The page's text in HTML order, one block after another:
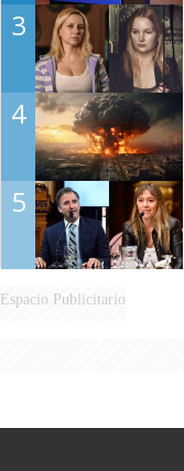
3
4
5
Espacio Publicitario